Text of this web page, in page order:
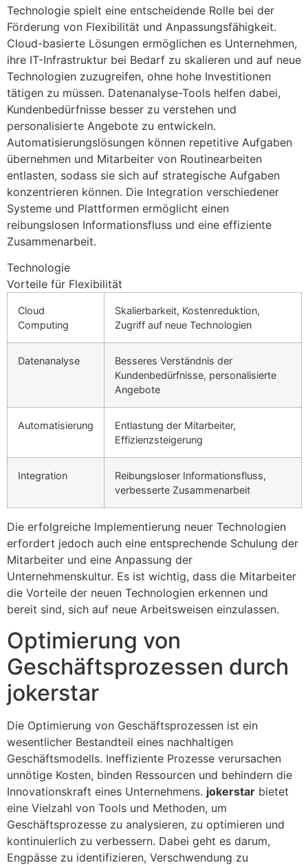
Technologie spielt eine entscheidende Rolle bei der
Förderung von Flexibilität und Anpassungsfähigkeit.
Cloud-basierte Lösungen ermöglichen es Unternehmen,
ihre IT-Infrastruktur bei Bedarf zu skalieren und auf neue
Technologien zuzugreifen, ohne hohe Investitionen
tätigen zu müssen. Datenanalyse-Tools helfen dabei,
Kundenbedürfnisse besser zu verstehen und
personalisierte Angebote zu entwickeln.
Automatisierungslösungen können repetitive Aufgaben
übernehmen und Mitarbeiter von Routinearbeiten
entlasten, sodass sie sich auf strategische Aufgaben
konzentrieren können. Die Integration verschiedener
Systeme und Plattformen ermöglicht einen
reibungslosen Informationsfluss und eine effiziente
Zusammenarbeit.
Technologie
Vorteile für Flexibilität
Cloud
Computing
Skalierbarkeit, Kostenreduktion,
Zugriff auf neue Technologien
Datenanalyse
Besseres Verständnis der
Kundenbedürfnisse, personalisierte
Angebote
Automatisierung
Entlastung der Mitarbeiter,
Effizienzsteigerung
Integration
Reibungsloser Informationsfluss,
verbesserte Zusammenarbeit
Die erfolgreiche Implementierung neuer Technologien
erfordert jedoch auch eine entsprechende Schulung der
Mitarbeiter und eine Anpassung der
Unternehmenskultur. Es ist wichtig, dass die Mitarbeiter
die Vorteile der neuen Technologien erkennen und
bereit sind, sich auf neue Arbeitsweisen einzulassen.
Optimierung von
Geschäftsprozessen durch
jokerstar
Die Optimierung von Geschäftsprozessen ist ein
wesentlicher Bestandteil eines nachhaltigen
Geschäftsmodells. Ineffiziente Prozesse verursachen
unnötige Kosten, binden Ressourcen und behindern die
Innovationskraft eines Unternehmens. jokerstar bietet
eine Vielzahl von Tools und Methoden, um
Geschäftsprozesse zu analysieren, zu optimieren und
kontinuierlich zu verbessern. Dabei geht es darum,
Engpässe zu identifizieren, Verschwendung zu